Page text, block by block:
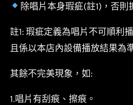
除唱片本身瑕疵(註1)，否則
註1: 瑕疵定義為唱片不可順利
且係以本店內設備播放結果為
其餘不完美現象，如:
1.唱片有刮痕、擦痕。